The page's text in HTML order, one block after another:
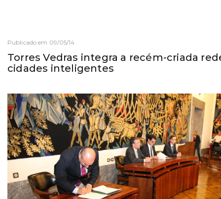
Publicado em 09/05/14
Torres Vedras integra a recém-criada
cidades inteligentes